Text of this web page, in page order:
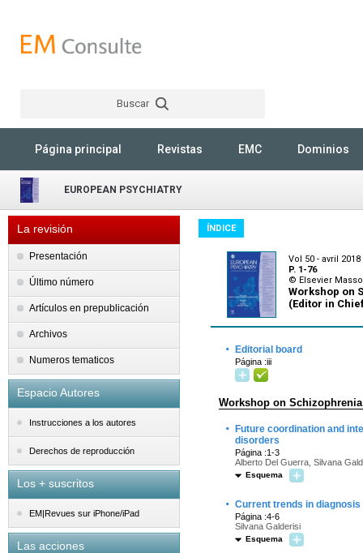
Buscar
Página principal Revistas EMC Dominios
EUROPEAN PSYCHIATRY
La revisión
Presentación
Último número
Artículos en prepublicación
Archivos
Numeros tematicos
Espacio Autores
Instrucciones a los autores
Derechos de reproducción
Los + suscritos
EM|Revues sur iPhone/iPad
Las acciones
ÍNDICE
Vol 50 - avril 2018
P. 1-76
© Elsevier
Workshop on
(Editor in
· Editorial board
Página :iii
Workshop on
·
Future coordination and
disorders
Página :1-3
Alberto Del Guerra, Silvana
Esquema
· Current trends in
Página :4-6
Silvana Galderisi
Esquema